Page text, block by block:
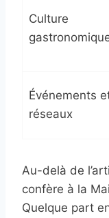
Culture
Événements
réseaux
Au-delà de
confère à la
Quelque part